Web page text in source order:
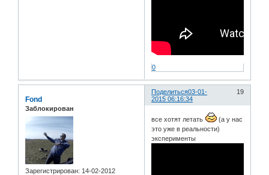
0
Поделиться 19
03-01-
2015 06:16:34
Fond
Заблокирован
Зарегистрирован: 14-02-2012
все хотят летать
(а у нас
это уже в реальности)
эксперименты